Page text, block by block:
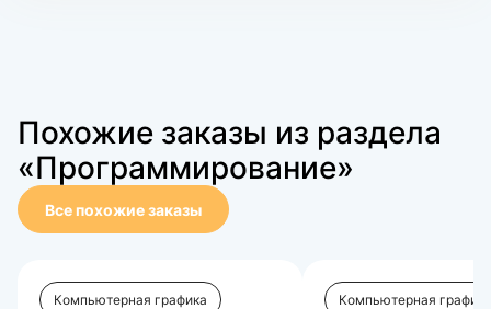
Похожие заказы из раздела
«Программирование»
Все похожие заказы
Компьютерная графика Компьютерная графика